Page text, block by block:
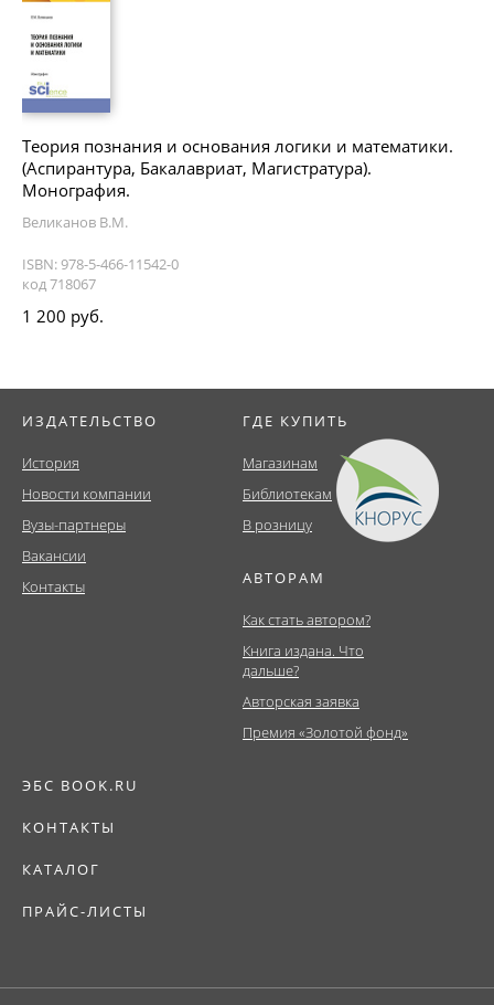
Теория познания и основания логики и математики.
(Аспирантура, Бакалавриат, Магистратура).
Монография.
Великанов В.М.
ISBN: 978-5-466-11542-0
код 718067
1 200 руб.
ИЗДАТЕЛЬСТВО
История
Новости компании
Вузы-партнеры
Вакансии
Контакты
ГДЕ КУПИТЬ
Магазинам
Библиотекам
В розницу
АВТОРАМ
Как стать автором?
Книга издана. Что
дальше?
Авторская заявка
Премия «Золотой фонд»
ЭБС BOOK.RU
КОНТАКТЫ
КАТАЛОГ
ПРАЙС-ЛИСТЫ